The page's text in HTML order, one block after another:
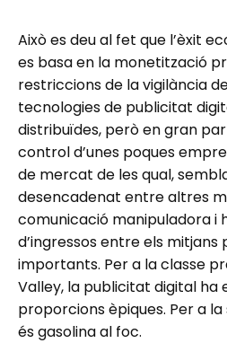
Això es deu al fet que l’èxit
es basa en la monetització
restriccions de la vigilància
tecnologies de publicitat
distribuïdes, però en gran
control d’unes poques
de mercat de les qual,
desencadenat entre altres
comunicació manipuladora i
d’ingressos entre els
importants. Per a la classe
Valley, la publicitat digital ha
proporcions èpiques. Per a
és gasolina al foc.